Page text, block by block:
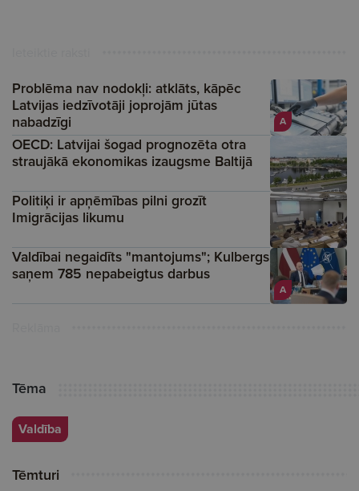
A
Problēma nav nodokļi: atklāts, kāpēc
Latvijas iedzīvotāji joprojām jūtas
nabadzīgi
OECD: Latvijai šogad prognozēta otra
straujākā ekonomikas izaugsme Baltijā
Politiķi ir apņēmības pilni grozīt
Imigrācijas likumu
A
Valdībai negaidīts "mantojums"; Kulbergs
saņem 785 nepabeigtus darbus
Tēma
Valdība
Tēmturi